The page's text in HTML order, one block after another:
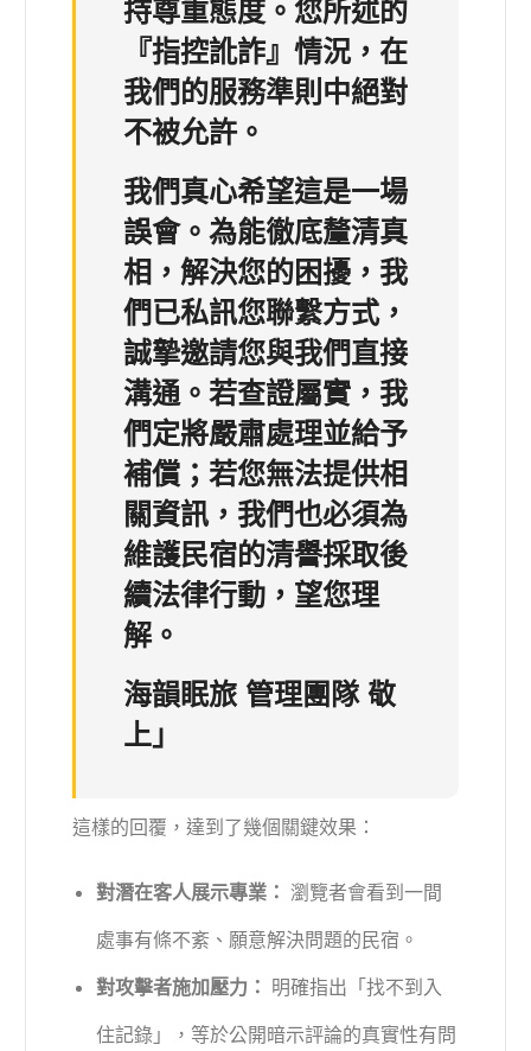
持尊重態度。您所述的
『指控訛詐』情況，在
我們的服務準則中絕對
不被允許。
我們真心希望這是一場
誤會。為能徹底釐清真
相，解決您的困擾，我
們已私訊您聯繫方式，
誠摯邀請您與我們直接
溝通。若查證屬實，我
們定將嚴肅處理並給予
補償；若您無法提供相
關資訊，我們也必須為
維護民宿的清譽採取後
續法律行動，望您理
解。
海韻眠旅 管理團隊 敬
上」
這樣的回覆，達到了幾個關鍵效果：
對潛在客人展示專業： 瀏覽者會看到一間
處事有條不紊、願意解決問題的民宿。
對攻擊者施加壓力： 明確指出「找不到入
住記錄」，等於公開暗示評論的真實性有問